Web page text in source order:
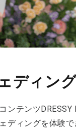
ェディン
ンテンツDRESSY
ディングを体験